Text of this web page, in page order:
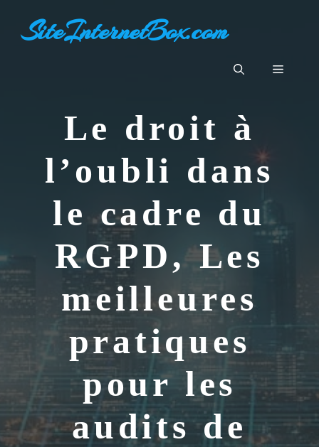
contenuSiteInternetBox.com
Menu
Le droit à
l’oubli dans
le cadre du
RGPD, Les
meilleures
pratiques
pour les
audits de